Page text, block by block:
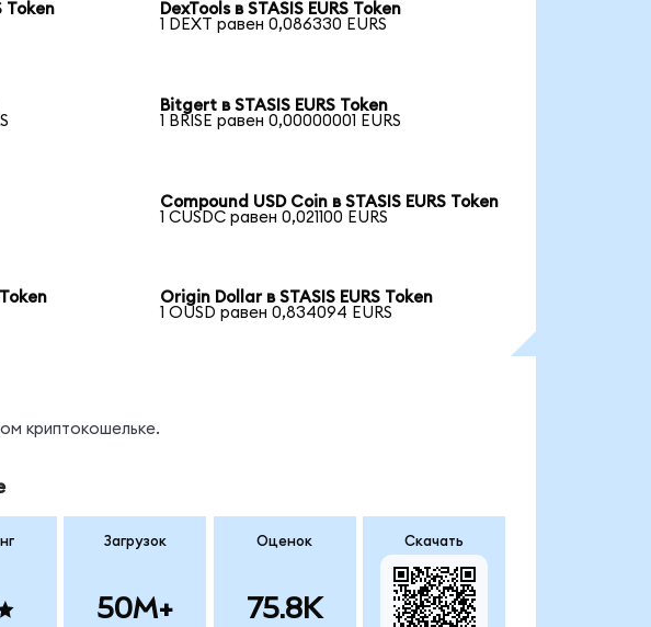
Token
DexTools в STASIS EURS Token
1 DEXT равен 0,086330 EURS
Bitgert в STASIS EURS Token
1 BRISE равен 0,00000001 EURS
Compound USD Coin в STASIS EURS Token
1 CUSDC равен 0,021100 EURS
Origin Dollar в STASIS EURS Token
1 OUSD равен 0,834094 EURS
криптокошельке.
Загрузок
50M+
Оценок
75.8K
Скачать